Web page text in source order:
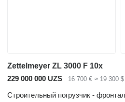
Zettelmeyer ZL 3000 F 10x
229 000 000 UZS
16 700 € ≈ 19 300 $
Строительный погрузчик -